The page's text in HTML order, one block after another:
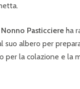
Nonno Pasticciere ha
suo albero per
per la colazione e la